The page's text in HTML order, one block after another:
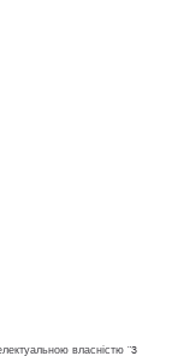
власністю "3